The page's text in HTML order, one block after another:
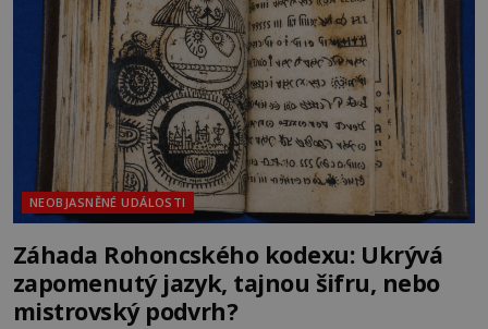
souhru okolností? Když antropolog Michail
Gerasimov (1907-1970) a
NEOBJASNĚNÉ UDÁLOSTI
Záhada Rohoncského kodexu: Ukrývá
zapomenutý jazyk, tajnou šifru, nebo
mistrovský podvrh?